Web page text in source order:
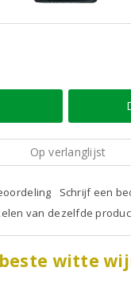
Op verlanglijst
Schrijf een
van dezelfde
beste witte